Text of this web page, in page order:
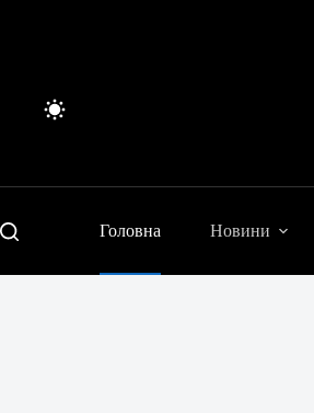
Головна Новини